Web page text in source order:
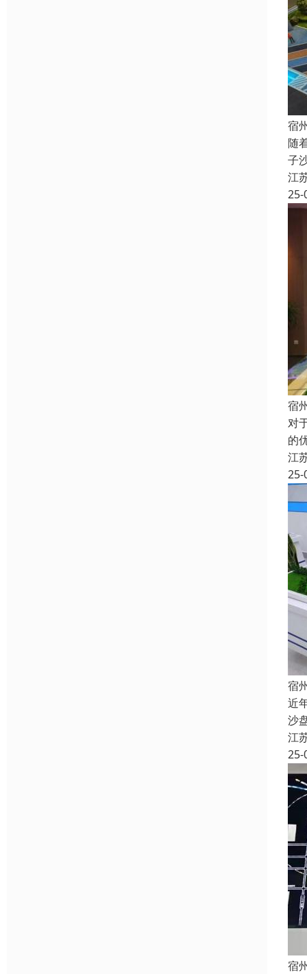
宿
随
子
江
25-
宿
对
的
江
25-
宿
近
沙
江
25-
宿